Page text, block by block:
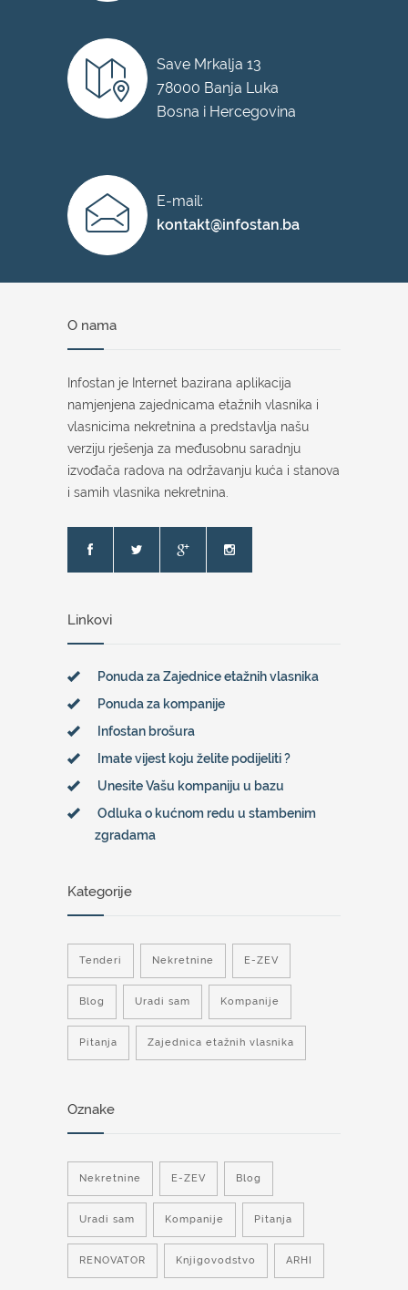
Save Mrkalja 13
78000 Banja Luka
Bosna i Hercegovina
E-mail:
kontakt@infostan.ba
O nama
Infostan je Internet bazirana aplikacija
namjenjena zajednicama etažnih vlasnika i
vlasnicima nekretnina a predstavlja našu
verziju rješenja za međusobnu saradnju
izvođača radova na održavanju kuća i stanova
i samih vlasnika nekretnina.
Linkovi
Ponuda za Zajednice etažnih vlasnika
Ponuda za kompanije
Infostan brošura
Imate vijest koju želite podijeliti ?
Unesite Vašu kompaniju u bazu
Odluka o kućnom redu u stambenim
zgradama
Kategorije
Tenderi Nekretnine E-ZEV
Blog Uradi sam Kompanije
Pitanja Zajednica etažnih vlasnika
Oznake
Nekretnine E-ZEV Blog
Uradi sam Kompanije Pitanja
RENOVATOR Knjigovodstvo ARHI